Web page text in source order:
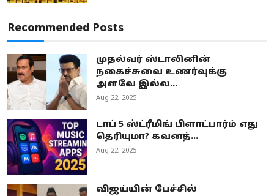
Recommended Posts
முதல்வர் ஸ்டாலினின்
நகைச்சுவை உணர்வுக்கு
அளவே இல்ல...
Aug 22, 2025
டாப் 5 ஸ்ட்ரீமிங் பிளாட்பார்ம் எது
தெரியுமா? கவனத்...
Aug 22, 2025
விஜய்யின் பேச்சில்